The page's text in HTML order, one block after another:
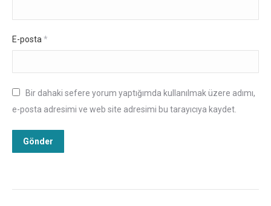
E-posta *
Bir dahaki sefere yorum yaptığımda kullanılmak üzere adımı,
e-posta adresimi ve web site adresimi bu tarayıcıya kaydet.